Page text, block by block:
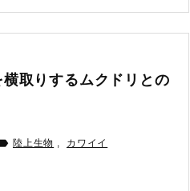
取りするムクドリとの
陸上生物 , カワイイ